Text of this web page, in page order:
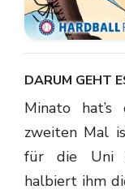
DARUM GEHT
Minato hat’s echt nicht leicht. Schon zum
zweiten Mal
für die Uni
halbiert ihm